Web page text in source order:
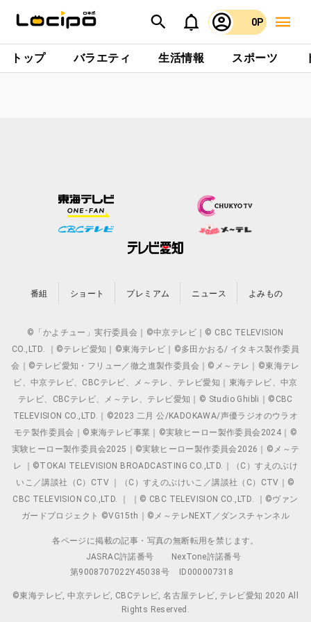
0P
トップ バラエティ 生活情報 スポーツ
番組 ショート プレミアム ニュース よみもの
©「かよチュー」実行委員会｜©中京テレビ｜© CBC TELEVISION
CO.,LTD. ｜©テレビ愛知｜©東海テレビ｜©多田かおる/ イタキス製作委員
会｜©テレビ愛知・フリュー／徹之進製作委員会｜©メ～テレ｜©東海テレ
ビ、中京テレビ、CBCテレビ、メ～テレ、テレビ愛知｜東海テレビ、中京
テレビ、CBCテレビ、メ～テレ、テレビ愛知｜© Studio Ghibli｜©CBC
TELEVISION CO.,LTD.｜©2023 二月 公/KADOKAWA/声優ラジオのウラオ
モテ製作委員会｜©東海テレビ事業｜©実験ヒーロー製作委員会2024｜©
実験ヒーロー製作委員会2025｜©実験ヒーロー製作委員会2026｜©メ～テ
レ ｜©TOKAI TELEVISION BROADCASTING CO.,LTD.｜（C）すえのぶけ
いこ／講談社（C）CTV ｜（C）すえのぶけいこ／講談社（C）CTV｜©
CBC TELEVISION CO.,LTD. ｜ ｜© CBC TELEVISION CO.,LTD. ｜©ヴァン
ガードプロジェクト ©VG15th｜©メ～テレNEXT／ダンスチャンネル
各ページに掲載の記事・写真の無断転用を禁じます。
JASRAC許諾番号
NexTone許諾番号
第9008707022Y45038号
ID000007318
©東海テレビ, 中京テレビ, CBCテレビ, 名古屋テレビ, テレビ愛知 2020 All
Rights Reserved.